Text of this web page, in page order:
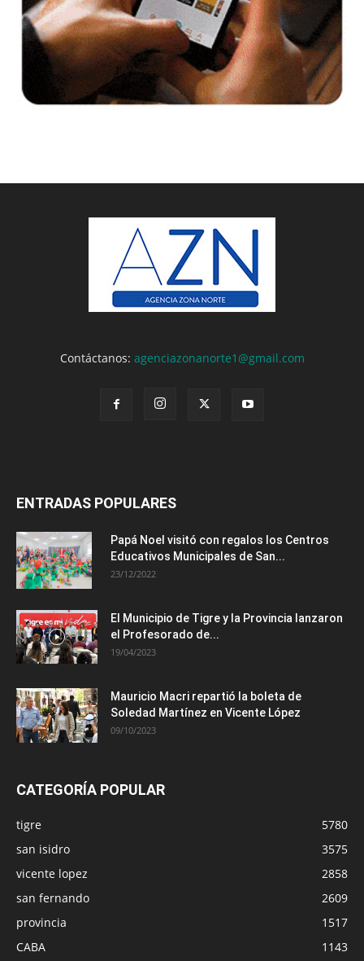
Contáctanos: agenciazonanorte1@gmail.com
ENTRADAS POPULARES
Papá Noel visitó con regalos los Centros
Educativos Municipales de San...
23/12/2022
El Municipio de Tigre y la Provincia lanzaron
el Profesorado de...
19/04/2023
Mauricio Macri repartió la boleta de
Soledad Martínez en Vicente López
09/10/2023
CATEGORÍA POPULAR
tigre
5780
san isidro
3575
vicente lopez
2858
san fernando
2609
provincia
1517
CABA
1143